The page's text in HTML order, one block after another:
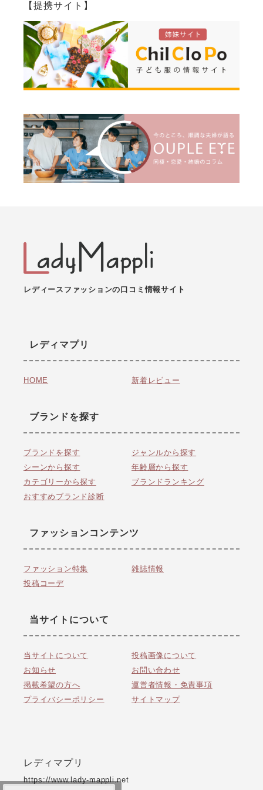
【提携サイト】
レディースファッションの口コミ情報サイト
レディマプリ
HOME 新着レビュー
ブランドを探す
ブランドを探す
ジャンルから探す
シーンから探す
年齢層から探す
カテゴリーから探す
ブランドランキング
おすすめブランド診断
ファッションコンテンツ
ファッション特集
雑誌情報
投稿コーデ
当サイトについて
当サイトについて
投稿画像について
お知らせ
お問い合わせ
掲載希望の方へ
運営者情報・免責事項
プライバシーポリシー
サイトマップ
レディマプリ
https://www.lady-mappli.net